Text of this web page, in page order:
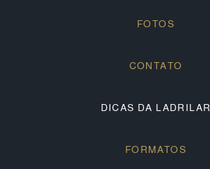
FOTOS
CONTATO
DICAS DA LADRILAR
FORMATOS